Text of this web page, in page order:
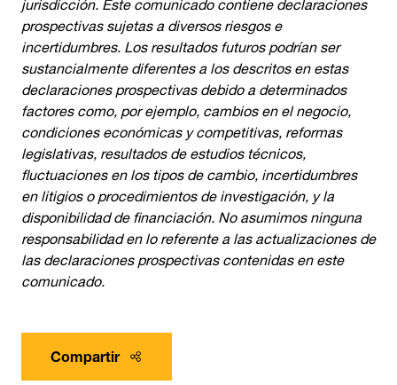
prospectivas sujetas a diversos riesgos e
incertidumbres. Los resultados futuros podrían ser
sustancialmente diferentes a los descritos en estas
declaraciones prospectivas debido a determinados
factores como, por ejemplo, cambios en el negocio,
condiciones económicas y competitivas, reformas
legislativas, resultados de estudios técnicos,
fluctuaciones en los tipos de cambio, incertidumbres
en litigios o procedimientos de investigación, y la
disponibilidad de financiación. No asumimos ninguna
responsabilidad en lo referente a las actualizaciones de
las declaraciones prospectivas contenidas en este
comunicado.
Compartir